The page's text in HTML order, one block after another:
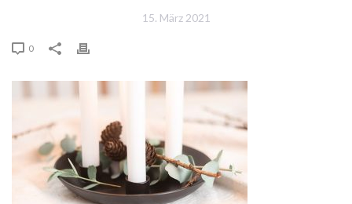
15. März 2021
0